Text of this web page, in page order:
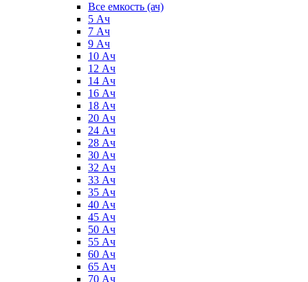
Все емкость (ач)
5 Ач
7 Ач
9 Ач
10 Ач
12 Ач
14 Ач
16 Ач
18 Ач
20 Ач
24 Ач
28 Ач
30 Ач
32 Ач
33 Ач
35 Ач
40 Ач
45 Ач
50 Ач
55 Ач
60 Ач
65 Ач
70 Ач